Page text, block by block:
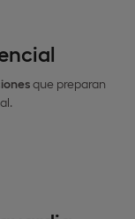
que preparan